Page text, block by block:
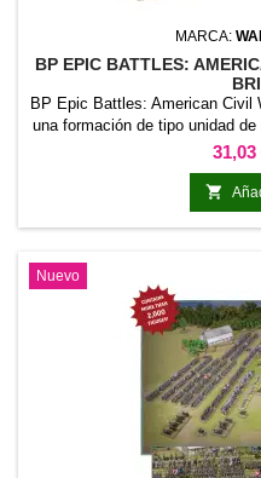
MARCA:
BP EPIC BATTLES:
BP Epic Battles: American Civil
una formación de tipo unidad
Battles American Civil War.
formación concreta al ejército
colección.Es adecuada para
una
Precio
31,03

Nuevo